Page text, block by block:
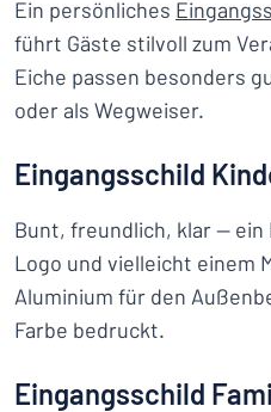
Ein persönliches
führt Gäste stilvoll zum
Eiche passen besonders
oder als Wegweiser.
Eingangsschild
Bunt, freundlich, klar —
Logo und vielleicht einem
Aluminium für den
Farbe bedruckt.
Eingangsschild